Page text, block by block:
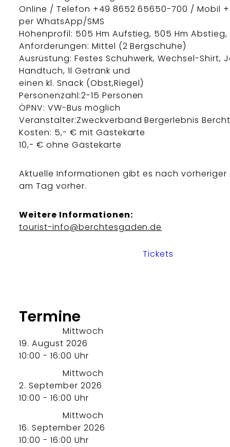
Online / Telefon +49 8652 65650-700 / Mobil +49
per WhatsApp/SMS
Höhenprofil: 505 Hm Aufstieg, 505 Hm Abstieg,
Anforderungen: Mittel (2 Bergschuhe)
Ausrüstung: Festes Schuhwerk, Wechsel-Shirt,
Handtuch, 1l Getränk und
einen kl. Snack (Obst,Riegel)
Personenzahl:2-15 Personen
ÖPNV: VW-Bus möglich
Veranstalter:Zweckverband Bergerlebnis
Kosten: 5,- € mit Gästekarte
10,- € ohne Gästekarte
Aktuelle Informationen gibt es nach vorheriger
am Tag vorher.
Weitere Informationen:
tourist-info@berchtesgaden.de
Tickets
Termine
Mittwoch
19. August 2026
10:00 - 16:00 Uhr
Mittwoch
2. September 2026
10:00 - 16:00 Uhr
Mittwoch
16. September 2026
10:00 - 16:00 Uhr